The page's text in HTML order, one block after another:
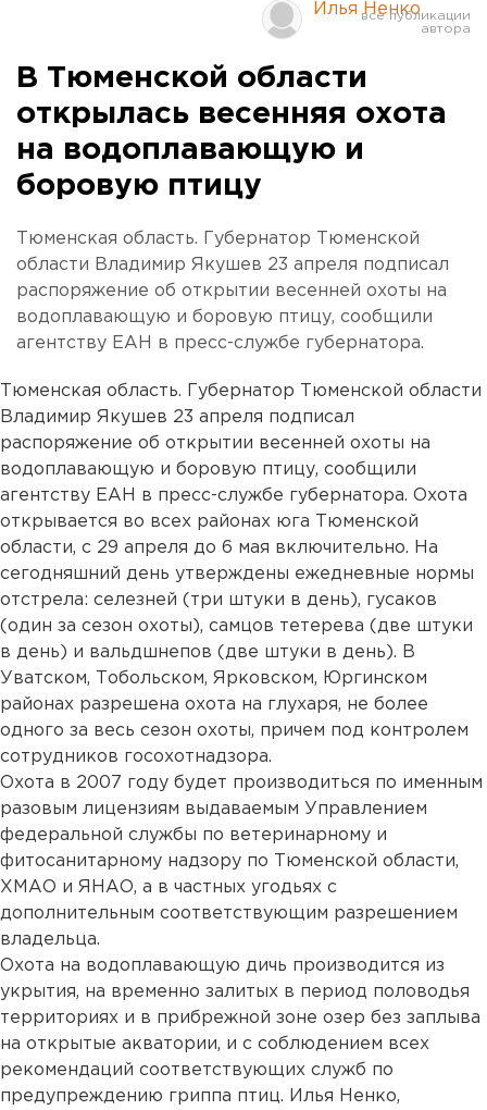
Илья Ненко
В Тюменской области
открылась весенняя охота
на водоплавающую и
боровую птицу
Тюменская область. Губернатор Тюменской
области Владимир Якушев 23 апреля подписал
распоряжение об открытии весенней охоты на
водоплавающую и боровую птицу, сообщили
агентству ЕАН в пресс-службе губернатора.
Тюменская область. Губернатор Тюменской области
Владимир Якушев 23 апреля подписал
распоряжение об открытии весенней охоты на
водоплавающую и боровую птицу, сообщили
агентству ЕАН в пресс-службе губернатора. Охота
открывается во всех районах юга Тюменской
области, с 29 апреля до 6 мая включительно. На
сегодняшний день утверждены ежедневные нормы
отстрела: селезней (три штуки в день), гусаков
(один за сезон охоты), самцов тетерева (две штуки
в день) и вальдшнепов (две штуки в день). В
Уватском, Тобольском, Ярковском, Юргинском
районах разрешена охота на глухаря, не более
одного за весь сезон охоты, причем под контролем
сотрудников госохотнадзора.
Охота в 2007 году будет производиться по именным
разовым лицензиям выдаваемым Управлением
федеральной службы по ветеринарному и
фитосанитарному надзору по Тюменской области,
ХМАО и ЯНАО, а в частных угодьях с
дополнительным соответствующим разрешением
владельца.
Охота на водоплавающую дичь производится из
укрытия, на временно залитых в период половодья
территориях и в прибрежной зоне озер без заплыва
на открытые акватории, и с соблюдением всех
рекомендаций соответствующих служб по
предупреждению гриппа птиц. Илья Ненко,